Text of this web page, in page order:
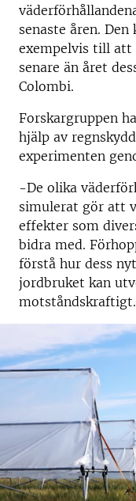
senaste åren.
exempelvis till att
senare än året
Colombi.
Forskargruppen
hjälp av
experimenten
-De olika
simulerat gör att
effekter som
bidra med.
förstå hur dess
jordbruket kan
motståndskraftigt.